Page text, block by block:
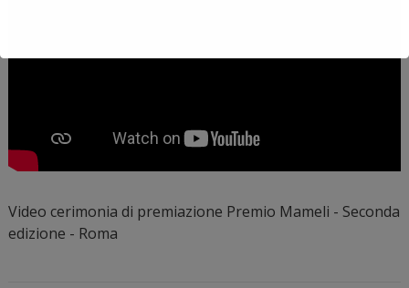
Video cerimonia di premiazione Premio Mameli - Seconda
edizione - Roma